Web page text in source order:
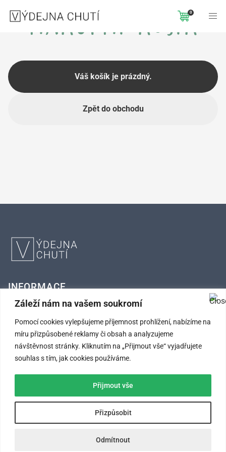
Záleží nám na vašem soukromí
Pomocí cookies vylepšujeme příjemnost prohlížení, nabízíme na
míru přizpůsobené reklamy či obsah a analyzujeme
návštěvnost stránky. Kliknutím na „Přijmout vše“ vyjadřujete
souhlas s tím, jak cookies používáme.
Přizpůsobit
Odmítnout
Přijmout vše
0
nákupní košík
Váš košík je prázdný.
Zpět do obchodu
INFORMACE
Kontaktní údaje
Obchodní podmínky
Ochrana osobních údajů
SLEDUJTE NÁS